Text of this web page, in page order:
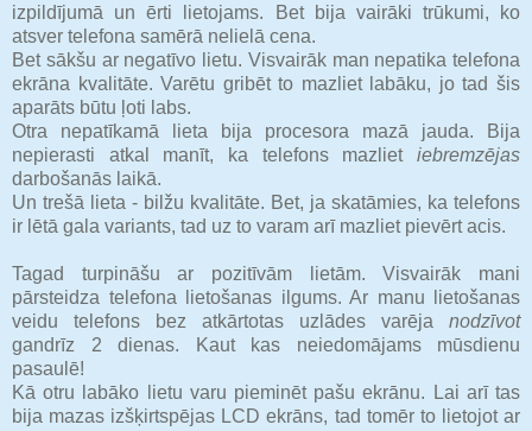
izpildījumā un ērti lietojams. Bet bija vairāki trūkumi, ko
atsver telefona samērā nelielā cena.
Bet sākšu ar negatīvo lietu. Visvairāk man nepatika telefona
ekrāna kvalitāte. Varētu gribēt to mazliet labāku, jo tad šis
aparāts būtu ļoti labs.
Otra nepatīkamā lieta bija procesora mazā jauda. Bija
nepierasti atkal manīt, ka telefons mazliet iebremzējas
darbošanās laikā.
Un trešā lieta - bilžu kvalitāte. Bet, ja skatāmies, ka telefons
ir lētā gala variants, tad uz to varam arī mazliet pievērt acis.
Tagad turpināšu ar pozitīvām lietām. Visvairāk mani
pārsteidza telefona lietošanas ilgums. Ar manu lietošanas
veidu telefons bez atkārtotas uzlādes varēja nodzīvot
gandrīz 2 dienas. Kaut kas neiedomājams mūsdienu
pasaulē!
Kā otru labāko lietu varu pieminēt pašu ekrānu. Lai arī tas
bija mazas izšķirtspējas LCD ekrāns, tad tomēr to lietojot ar